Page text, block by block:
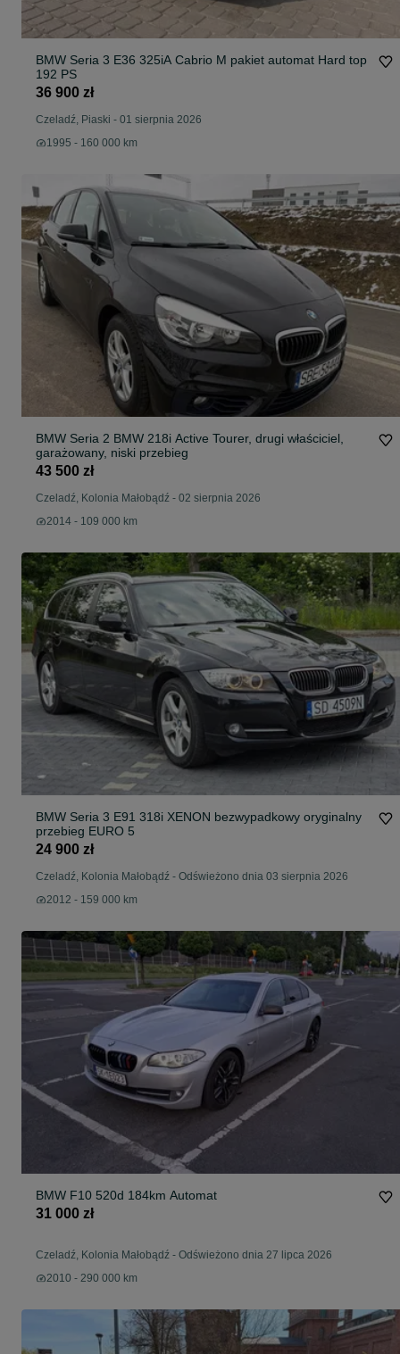
BMW Seria 3 E36 325iA Cabrio M pakiet automat Hard top
192 PS
36 900 zł
Czeladź, Piaski - 01 sierpnia 2026
1995 - 160 000 km
BMW Seria 2 BMW 218i Active Tourer, drugi właściciel,
garażowany, niski przebieg
43 500 zł
Czeladź, Kolonia Małobądź - 02 sierpnia 2026
2014 - 109 000 km
BMW Seria 3 E91 318i XENON bezwypadkowy oryginalny
przebieg EURO 5
24 900 zł
Czeladź, Kolonia Małobądź - Odświeżono dnia 03 sierpnia 2026
2012 - 159 000 km
BMW F10 520d 184km Automat
31 000 zł
Czeladź, Kolonia Małobądź - Odświeżono dnia 27 lipca 2026
2010 - 290 000 km